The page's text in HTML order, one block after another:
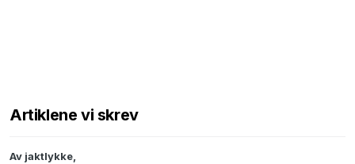
Artiklene vi skrev
Av jaktlykke,